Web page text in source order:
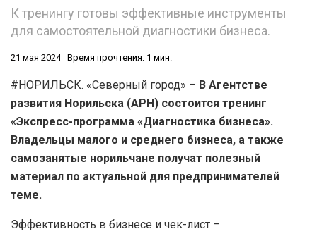
К тренингу готовы эффективные инструменты
для самостоятельной диагностики бизнеса.
21 мая 2024 Время прочтения: 1 мин.
#НОРИЛЬСК. «Северный город» – В Агентстве
развития Норильска (АРН) состоится тренинг
«Экспресс-программа «Диагностика бизнеса».
Владельцы малого и среднего бизнеса, а также
самозанятые норильчане получат полезный
материал по актуальной для предпринимателей
теме.
Эффективность в бизнесе и чек-лист –